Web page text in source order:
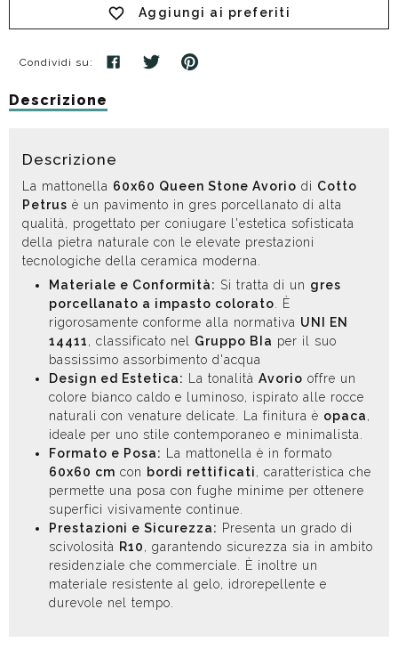
Aggiungi ai preferiti
Condividi su:
Descrizione
Descrizione
La mattonella 60x60 Queen Stone Avorio di Cotto
Petrus è un pavimento in gres porcellanato di alta
qualità, progettato per coniugare l'estetica sofisticata
della pietra naturale con le elevate prestazioni
tecnologiche della ceramica moderna.
Materiale e Conformità: Si tratta di un gres
porcellanato a impasto colorato. È
rigorosamente conforme alla normativa UNI EN
14411, classificato nel Gruppo BIa per il suo
bassissimo assorbimento d'acqua
Design ed Estetica: La tonalità Avorio offre un
colore bianco caldo e luminoso, ispirato alle rocce
naturali con venature delicate. La finitura è opaca,
ideale per uno stile contemporaneo e minimalista.
Formato e Posa: La mattonella è in formato
60x60 cm con bordi rettificati, caratteristica che
permette una posa con fughe minime per ottenere
superfici visivamente continue.
Prestazioni e Sicurezza: Presenta un grado di
scivolosità R10, garantendo sicurezza sia in ambito
residenziale che commerciale. È inoltre un
materiale resistente al gelo, idrorepellente e
durevole nel tempo.